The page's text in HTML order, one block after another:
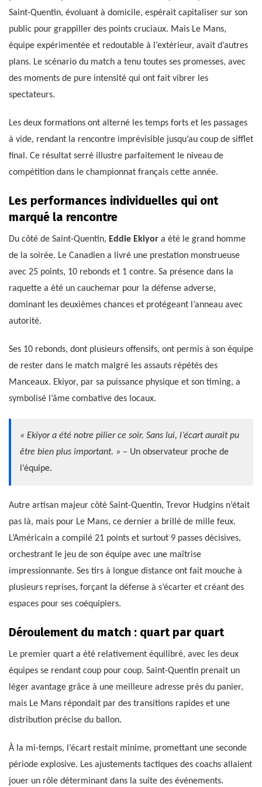
Saint-Quentin, évoluant à domicile, espérait capitaliser sur son
public pour grappiller des points cruciaux. Mais Le Mans,
équipe expérimentée et redoutable à l’extérieur, avait d’autres
plans. Le scénario du match a tenu toutes ses promesses, avec
des moments de pure intensité qui ont fait vibrer les
spectateurs.
Les deux formations ont alterné les temps forts et les passages
à vide, rendant la rencontre imprévisible jusqu’au coup de sifflet
final. Ce résultat serré illustre parfaitement le niveau de
compétition dans le championnat français cette année.
Les performances individuelles qui ont
marqué la rencontre
Du côté de Saint-Quentin, Eddie Ekiyor a été le grand homme
de la soirée. Le Canadien a livré une prestation monstrueuse
avec 25 points, 10 rebonds et 1 contre. Sa présence dans la
raquette a été un cauchemar pour la défense adverse,
dominant les deuxièmes chances et protégeant l’anneau avec
autorité.
Ses 10 rebonds, dont plusieurs offensifs, ont permis à son équipe
de rester dans le match malgré les assauts répétés des
Manceaux. Ekiyor, par sa puissance physique et son timing, a
symbolisé l’âme combative des locaux.
« Ekiyor a été notre pilier ce soir. Sans lui, l’écart aurait pu
être bien plus important. » – Un observateur proche de
l’équipe.
Autre artisan majeur côté Saint-Quentin, Trevor Hudgins n’était
pas là, mais pour Le Mans, ce dernier a brillé de mille feux.
L’Américain a compilé 21 points et surtout 9 passes décisives,
orchestrant le jeu de son équipe avec une maîtrise
impressionnante. Ses tirs à longue distance ont fait mouche à
plusieurs reprises, forçant la défense à s’écarter et créant des
espaces pour ses coéquipiers.
Déroulement du match : quart par quart
Le premier quart a été relativement équilibré, avec les deux
équipes se rendant coup pour coup. Saint-Quentin prenait un
léger avantage grâce à une meilleure adresse près du panier,
mais Le Mans répondait par des transitions rapides et une
distribution précise du ballon.
À la mi-temps, l’écart restait minime, promettant une seconde
période explosive. Les ajustements tactiques des coachs allaient
jouer un rôle déterminant dans la suite des événements.